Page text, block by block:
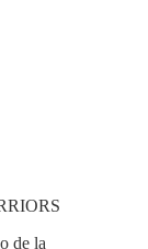
de la